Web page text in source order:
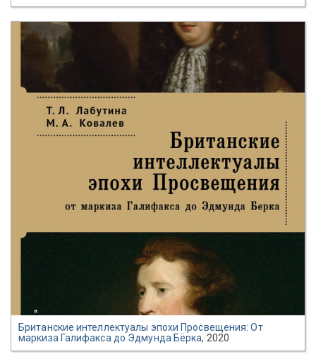
Британские интеллектуалы эпохи Просвещения: От
маркиза Галифакса до Эдмунда Бёрка, 2020